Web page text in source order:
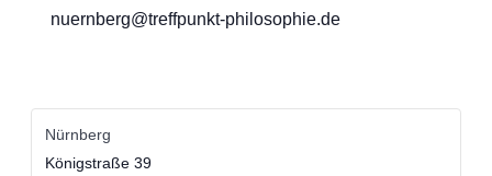
nuernberg@treffpunkt-philosophie.de
Nürnberg
Königstraße 39